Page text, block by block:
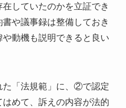
していたのかを立証でき
や議事録は整備しておき
や動機も説明できると良い
「法規範」に、②で認定
めて、訴えの内容が法的